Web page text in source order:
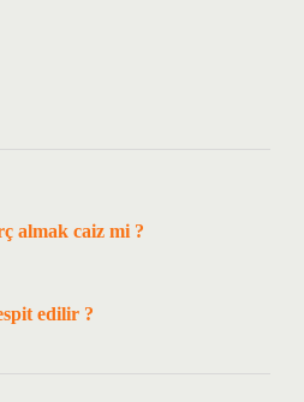
almak caiz mi ?
edilir ?